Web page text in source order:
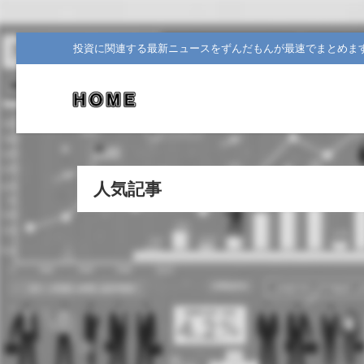
投資に関連する最新ニュースをずんだもんが最速でまとめま
人気記事